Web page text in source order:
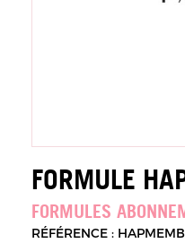
FORMULE
FORMULES
RÉFÉRENCE :